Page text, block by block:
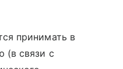
принимать в
(в связи с